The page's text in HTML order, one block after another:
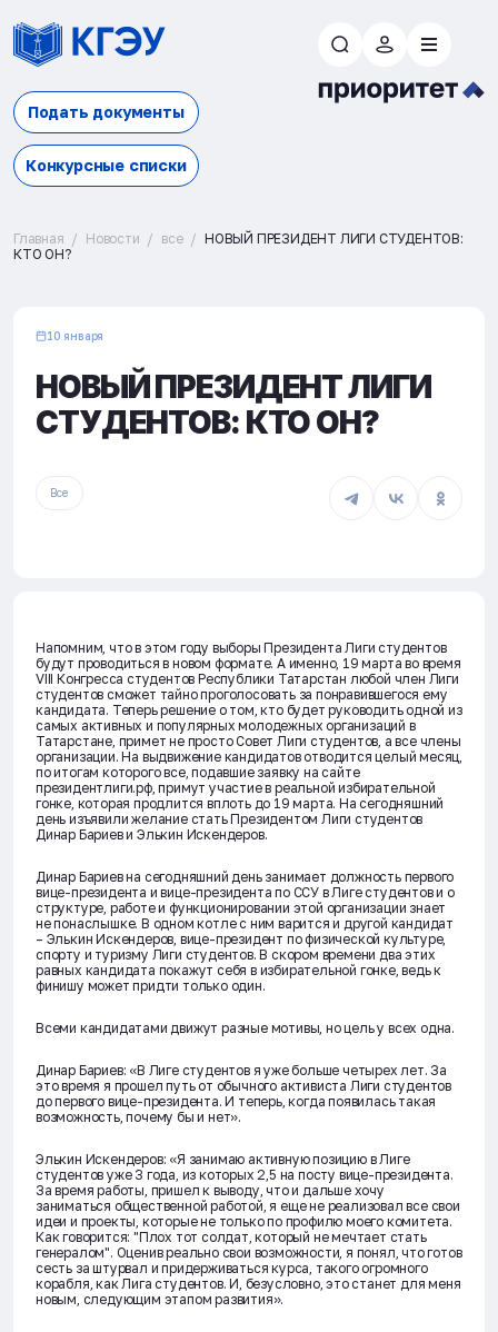
Подать документы
Конкурсные списки
Главная Новости все
НОВЫЙ ПРЕЗИДЕНТ ЛИГИ СТУДЕНТОВ:
КТО ОН?
10 января
НОВЫЙ ПРЕЗИДЕНТ ЛИГИ
СТУДЕНТОВ: КТО ОН?
Все
Напомним, что в этом году выборы Президента Лиги студентов
будут проводиться в новом формате. А именно, 19 марта во время
VIII Конгресса студентов Республики Татарстан любой член Лиги
студентов сможет тайно проголосовать за понравившегося ему
кандидата. Теперь решение о том, кто будет руководить одной из
самых активных и популярных молодежных организаций в
Татарстане, примет не просто Совет Лиги студентов, а все члены
организации. На выдвижение кандидатов отводится целый месяц,
по итогам которого все, подавшие заявку на сайте
президентлиги.рф, примут участие в реальной избирательной
гонке, которая продлится вплоть до 19 марта. На сегодняшний
день изъявили желание стать Президентом Лиги студентов
Динар Бариев и Элькин Искендеров.
Динар Бариев на сегодняшний день занимает должность первого
вице-президента и вице-президента по ССУ в Лиге студентов и о
структуре, работе и функционировании этой организации знает
не понаслышке. В одном котле с ним варится и другой кандидат
– Элькин Искендеров, вице-президент по физической культуре,
спорту и туризму Лиги студентов. В скором времени два этих
равных кандидата покажут себя в избирательной гонке, ведь к
финишу может придти только один.
Всеми кандидатами движут разные мотивы, но цель у всех одна.
Динар Бариев: «В Лиге студентов я уже больше четырех лет. За
это время я прошел путь от обычного активиста Лиги студентов
до первого вице-президента. И теперь, когда появилась такая
возможность, почему бы и нет».
Элькин Искендеров: «Я занимаю активную позицию в Лиге
студентов уже 3 года, из которых 2,5 на посту вице-президента.
За время работы, пришел к выводу, что и дальше хочу
заниматься общественной работой, я еще не реализовал все свои
идеи и проекты, которые не только по профилю моего комитета.
Как говорится: "Плох тот солдат, который не мечтает стать
генералом". Оценив реально свои возможности, я понял, что готов
сесть за штурвал и придерживаться курса, такого огромного
корабля, как Лига студентов. И, безусловно, это станет для меня
новым, следующим этапом развития».